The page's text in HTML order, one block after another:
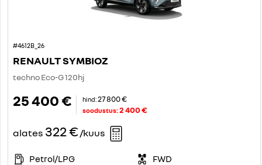
#4612B_26
RENAULT SYMBIOZ
techno Eco-G 120hj
25 400 € hind: 27 800 €
soodustus:2 400 €
alates 322 €/kuus
Petrol/LPG
FWD